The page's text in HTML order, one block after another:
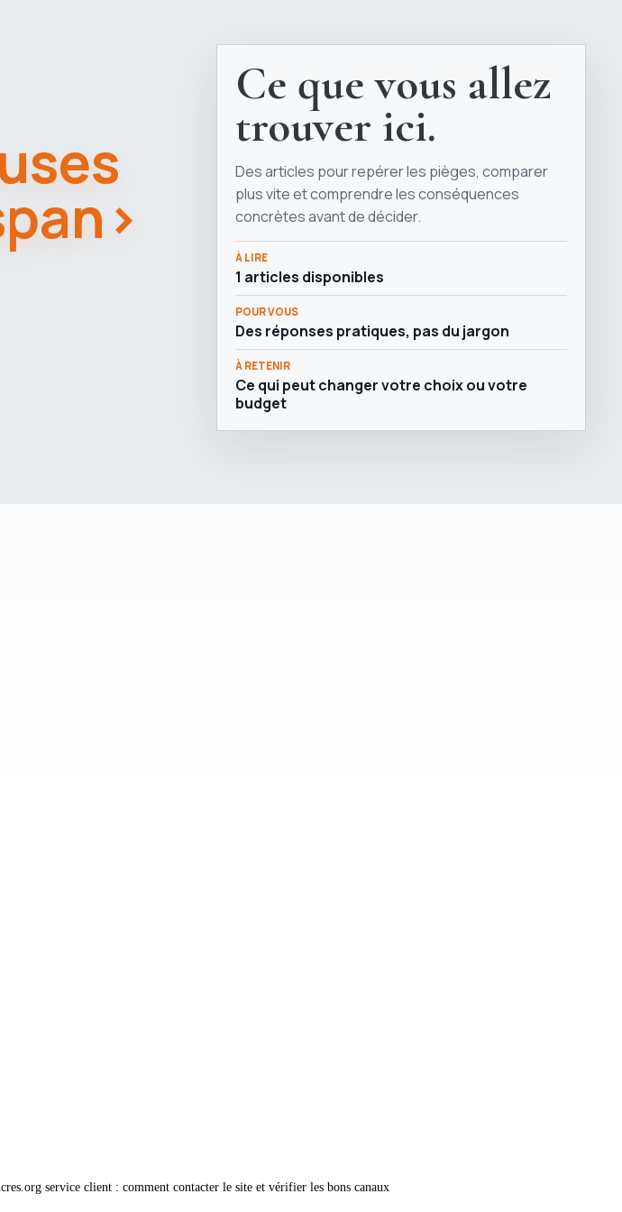
Ce que vous allez
trouver ici.
Des articles pour repérer les pièges, comparer
plus vite et comprendre les conséquences
concrètes avant de décider.
À LIRE
1 articles disponibles
POUR VOUS
Des réponses pratiques, pas du jargon
À RETENIR
Ce qui peut changer votre choix ou votre
budget
service client : comment contacter le site et vérifier les bons canaux